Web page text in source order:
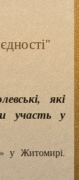
які
участь у
у Житомирі.